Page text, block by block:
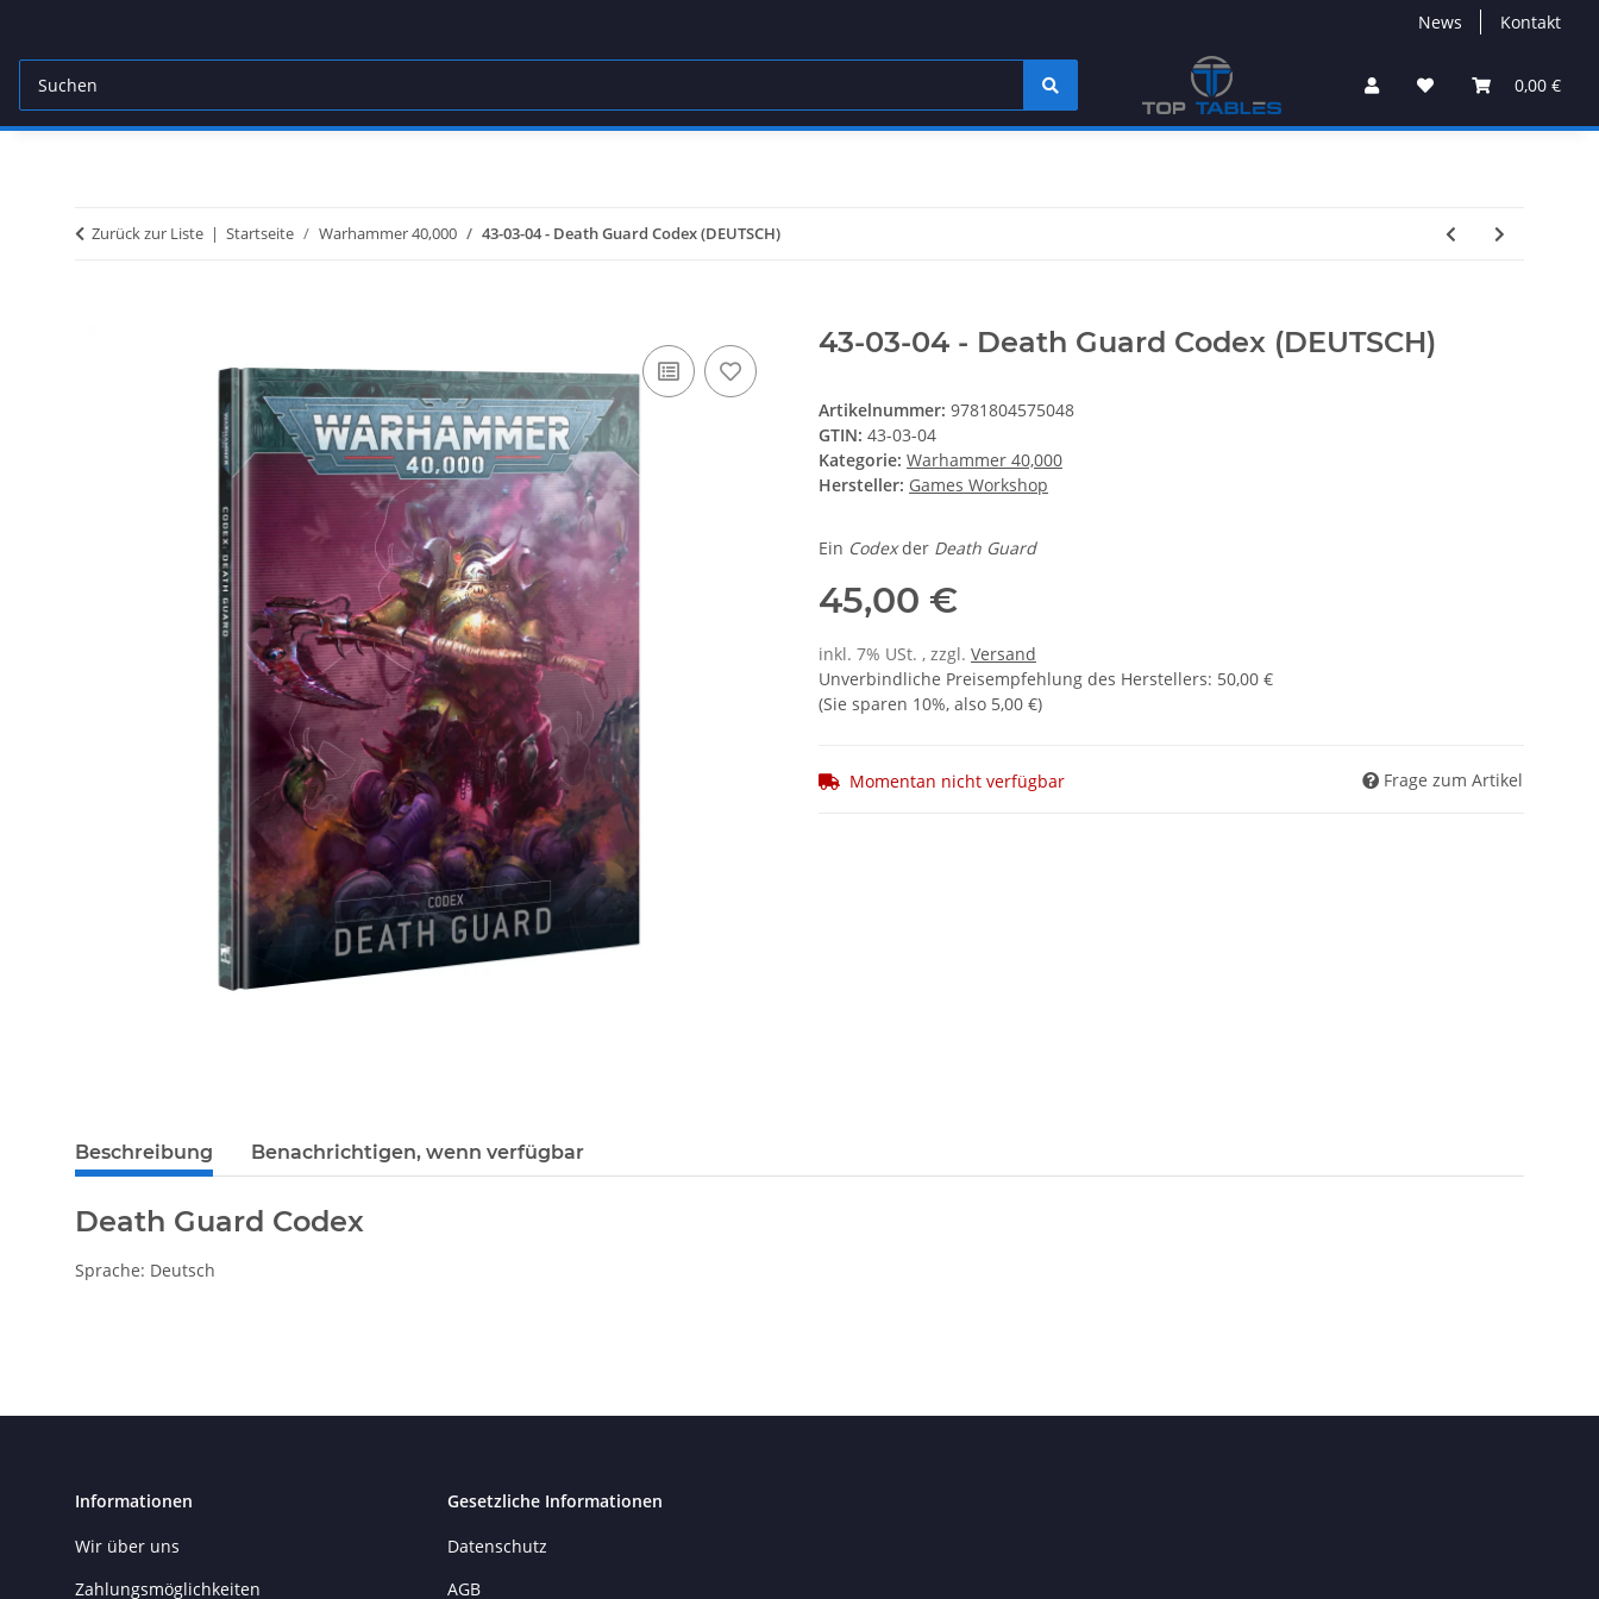
News Kontakt
0,00 €
Zurück zur Liste Startseite Warhammer 40,000 43-03-04 - Death Guard Codex (DEUTSCH)
43-03-04 - Death Guard Codex (DEUTSCH)
Artikelnummer: 9781804575048
GTIN: 43-03-04
Kategorie: Warhammer 40,000
Hersteller: Games Workshop
Ein Codexder Death Guard
45,00 €
inkl. 7% USt. , zzgl. Versand
Unverbindliche Preisempfehlung des Herstellers: 50,00 €
(Sie sparen 10%, also 5,00 €)
Momentan nicht verfügbar Frage zum Artikel
Beschreibung Benachrichtigen, wenn verfügbar
Death Guard Codex
Sprache: Deutsch
Informationen
Wir über uns
Zahlungsmöglichkeiten
Gesetzliche Informationen
Datenschutz
AGB